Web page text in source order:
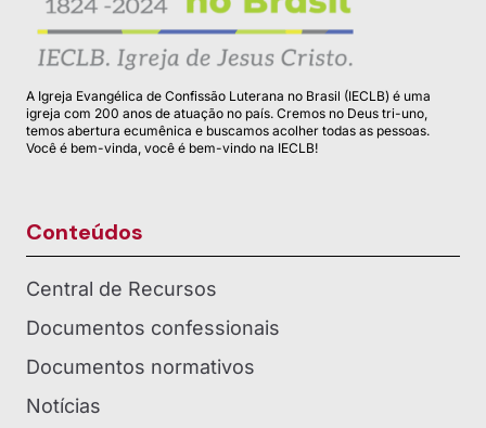
A Igreja Evangélica de Confissão Luterana no Brasil (IECLB) é uma
igreja com 200 anos de atuação no país. Cremos no Deus tri-uno,
temos abertura ecumênica e buscamos acolher todas as pessoas.
Você é bem-vinda, você é bem-vindo na IECLB!
Conteúdos
Central de Recursos
Documentos confessionais
Documentos normativos
Notícias